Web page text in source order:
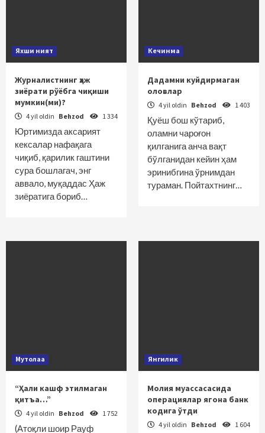
Яхши ният
Журналистнинг ҳаж
зиёрати рўёбга чиқиши
мумкин(ми)?
4 yil oldin Behzod 1 334
Юртимизда аксарият
кексалар нафақага
чиқиб, қарилик гаштини
сура бошлагач, энг
аввало, муқаддас Ҳаж
зиёратига бориб…
Кечинма
Дадамни куйдирмаган
оловлар
4 yil oldin Behzod 1 403
Қуёш бош кўтариб,
оламни чароғон
қилганига анча вақт
бўлганидан кейин ҳам
эринибгина ўрнимдан
тураман. Пойтахтнинг…
Мутолаа
“Ҳали кашф этилмаган
қитъа…”
4 yil oldin Behzod 1 752
(Атоқли шоир Рауф
Янгилик
Молия муассасасида
операциялар ягона банк
кодига ўтди
4 yil oldin Behzod 1 604